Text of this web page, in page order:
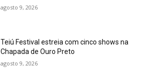
agosto 9, 2026
Teiú Festival estreia com cinco shows na
Chapada de Ouro Preto
agosto 9, 2026